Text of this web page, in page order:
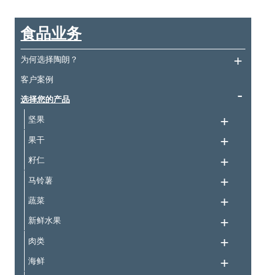
食品业务
为何选择陶朗？
客户案例
选择您的产品
坚果
果干
籽仁
马铃薯
蔬菜
新鲜水果
肉类
海鲜